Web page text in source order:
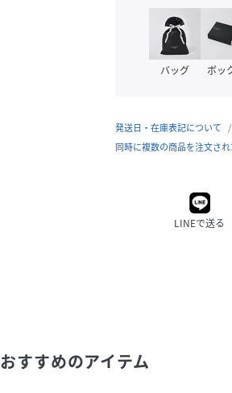
バッグ ボッ
発送日・在庫表記について
同時に複数の商品を注文さ
LINEで送る
おすすめのアイテム